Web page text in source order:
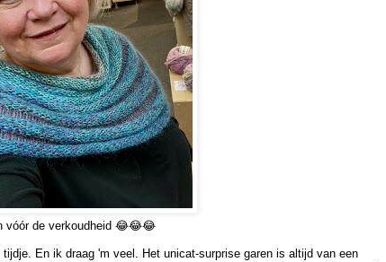
vóór de verkoudheid 😂😂😂
En ik draag 'm veel. Het unicat-surprise garen is altijd van een